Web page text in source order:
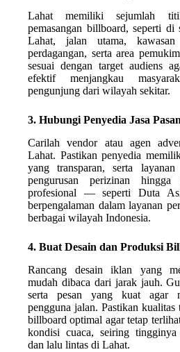
Lahat memiliki sejumlah
pemasangan billboard, seperti di
Lahat, jalan utama, kawasan
perdagangan, serta area
sesuai dengan target audiens
efektif menjangkau
pengunjung dari wilayah sekitar.
3. Hubungi Penyedia Jasa
Carilah vendor atau agen
Lahat. Pastikan penyedia
yang transparan, serta
pengurusan perizinan hingga
profesional — seperti Duta
berpengalaman dalam layanan
berbagai wilayah Indonesia.
4. Buat Desain dan Produksi
Rancang desain iklan yang
mudah dibaca dari jarak jauh.
serta pesan yang kuat agar
pengguna jalan. Pastikan kualitas
billboard optimal agar tetap
kondisi cuaca, seiring tingginya
dan lalu lintas di Lahat.